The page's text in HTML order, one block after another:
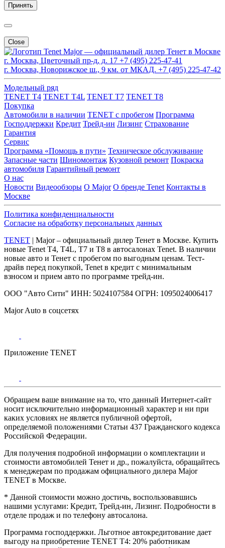
Принять
Close
Major — официальный дилер Тенет в Москве
г. Москва, Цветочный пр-д, д. 17 +7 (495) 225-47-41
г. Москва, Новорижское ш., 9 км. от МКАД. +7 (495) 225-47-42
Модельный ряд
TENET T4 TENET T4L TENET T7 TENET T8
Покупка
Автомобили в наличии TENET с пробегом Программа
Господдержки Кредит Трейд-ин Лизинг Страхование
Гарантия
Сервис
Программа «Помощь в пути» Техническое обслуживание
Запасные части Шиномонтаж Кузовной ремонт Покраска
автомобиля Гарантийный ремонт
О нас
Новости Видеообзоры О Major О бренде Tenet Контакты в
Москве
Политика конфиденциальности
Согласие на обработку персональных данных
TENET | Major – официальный дилер Тенет в Москве. Купить
новые Tenet Т4, T4L, Т7 и Т8 в автосалонах Tenet. В наличии
новые авто и Тенет с пробегом по выгодным ценам. Тест-
драйв перед покупкой, Tenet в кредит с минимальным
взносом и прием авто по программе трейд-ин.
ООО "Авто Сити" ИНН: 5024107584 ОГРН: 1095024006417
Major Auto в соцсетях
Приложение TENET
Обращаем ваше внимание на то, что данный Интернет-сайт
носит исключительно информационный характер и ни при
каких условиях не является публичной офертой,
определяемой положениями Статьи 437 Гражданского кодекса
Российской Федерации.
Для получения подробной информации о комплектации и
стоимости автомобилей Тенет и др., пожалуйста, обращайтесь
к менеджерам по продажам официального дилера Major
TENET в Москве.
* Данной стоимости можно достичь, воспользовавшись
нашими услугами: Кредит, Трейд-ин, Лизинг. Подробности в
отделе продаж и по телефону автосалона.
Программа господдержки. Льготное автокредитование дает
выгоду на приобретение TENET T4: 20% работникам